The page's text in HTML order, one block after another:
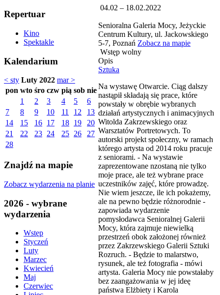
Repertuar
Kino
Spektakle
Kalendarium
< sty Luty 2022 mar >
pon wto śro czw pią sob nie
1
2 3 4 5
6
7
8 9 10 11 12
13
14
15 16 17 18 19
20
21
22 23 24 25 26
27
28
Znajdź na mapie
Zobacz wydarzenia na planie
2026 - wybrane
wydarzenia
Wstęp
Styczeń
Luty
Marzec
Kwiecień
Maj
Czerwiec
04.02 – 18.02.2022
Senioralna Galeria Mocy, Jeżyckie
Centrum Kultury, ul. Jackowskiego
5-7, Poznań Zobacz na mapie
Wstęp wolny
Opis
Sztuka
Na wystawę Otwarcie. Ciąg dalszy
nastąpił składają się prace, które
powstały w obrębie wybranych
działań artystycznych i animacyjnych
Witolda Zakrzewskiego oraz
Warsztatów Portretowych. To
autorski projekt społeczny, w ramach
którego artysta od 2014 roku pracuje
z seniorami. - Na wystawie
zaprezentowane nzostaną nie tylko
moje prace, ale też wybrane prace
uczestników zajęć, które prowadzę.
Nie wiem jeszcze, ile ich pokażemy,
ale na pewno będzie różnorodnie -
zapowiada wydarzenie
pomysłodawca Senioralnej Galerii
Mocy, która zajmuje niewielką
przestrzeń obok założonej również
przez Zakrzewskiego Galerii Sztuki
Rozruch. - Będzie to malarstwo,
rysunek, ale też fotografia - mówi
artysta. Galeria Mocy nie powstałaby
bez zaangażowania w jej ideę
państwa Elżbiety i Karola